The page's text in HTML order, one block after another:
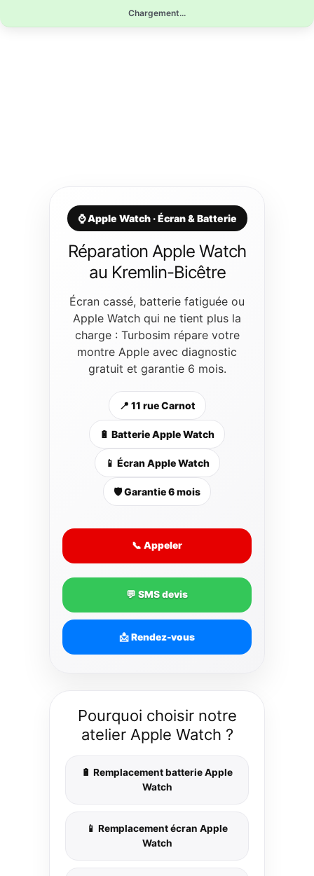
Chargement...
au
⌚ Apple Watch · Écran & Batterie
Réparation Apple Watch
au Kremlin-Bicêtre
Écran cassé, batterie fatiguée ou
Apple Watch qui ne tient plus la
charge : Turbosim répare votre
montre Apple avec diagnostic
gratuit et garantie 6 mois.
📍 11 rue Carnot
🔋 Batterie Apple Watch
📱 Écran Apple Watch
🛡️ Garantie 6 mois
📞 Appeler
💬 SMS devis
📩 Rendez-vous
Pourquoi choisir notre
atelier Apple Watch ?
🔋 Remplacement batterie Apple
Watch
📱 Remplacement écran Apple
Watch